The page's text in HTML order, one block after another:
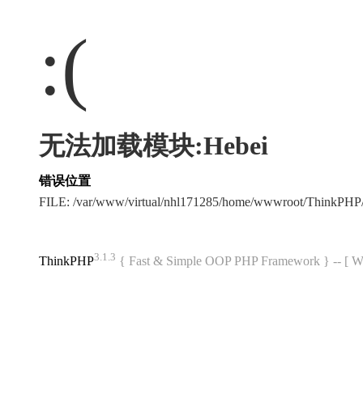
:(
无法加载模块:Hebei
错误位置
FILE: /var/www/virtual/nhl171285/home/wwwroot/
ThinkPHP3.1.3 { Fast & Simple OOP PHP Framework } -- [